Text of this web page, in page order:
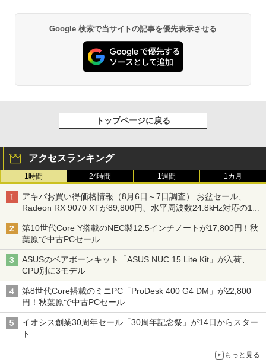
Google 検索で当サイトの記事を優先表示させる
トップページに戻る
アクセスランキング
1時間 24時間 1週間 1カ月
アキバお買い得価格情報（8月6日～7日調査） お盆セール、
Radeon RX 9070 XTが89,800円、水平周波数24.8kHz対応の17
型モニターが9,801円、暑さ指数連動セール ほか
第10世代Core Y搭載のNEC製12.5インチノートが17,800円！秋
葉原で中古PCセール
ASUSのベアボーンキット「ASUS NUC 15 Lite Kit」が入荷、
CPU別に3モデル
第8世代Core搭載のミニPC「ProDesk 400 G4 DM」が22,800
円！秋葉原で中古PCセール
イオシス創業30周年セール「30周年記念祭」が14日からスター
ト
もっと見る